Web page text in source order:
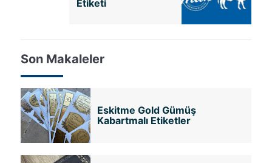
Etiketi
Son Makaleler
Eskitme Gold Gümüş
Kabartmalı Etiketler